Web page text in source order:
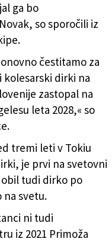
ga bo
so sporočili iz
čestitamo za
kolesarski dirki na
zastopal na
leta 2028,« so
tremi leti v Tokiu
je prvi na svetovni
tudi dirko po
na svetu.
ni tudi
iz 2021 Primoža